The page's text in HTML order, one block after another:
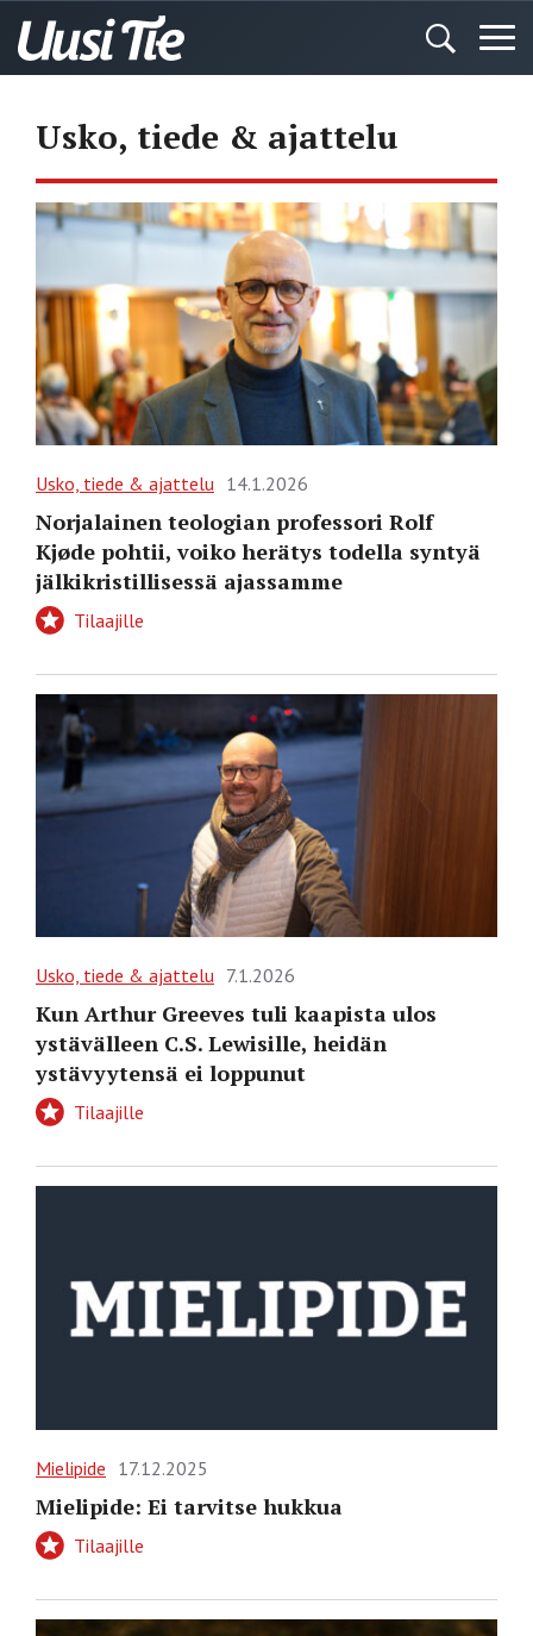
Usko, tiede & ajattelu
Usko, tiede & ajattelu 14.1.2026
Norjalainen teologian professori Rolf
Kjøde pohtii, voiko herätys todella syntyä
jälkikristillisessä ajassamme
Tilaajille
Usko, tiede & ajattelu 7.1.2026
Kun Arthur Greeves tuli kaapista ulos
ystävälleen C.S. Lewisille, heidän
ystävyytensä ei loppunut
Tilaajille
Mielipide 17.12.2025
Mielipide: Ei tarvitse hukkua
Tilaajille